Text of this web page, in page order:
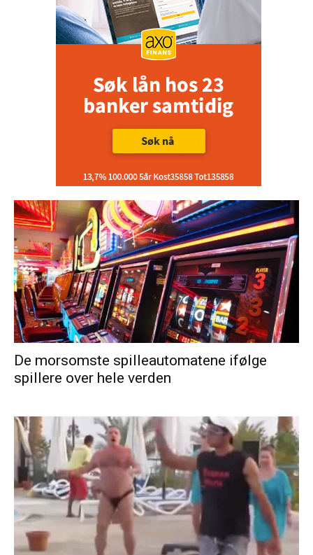
De morsomste spilleautomatene ifølge
spillere over hele verden